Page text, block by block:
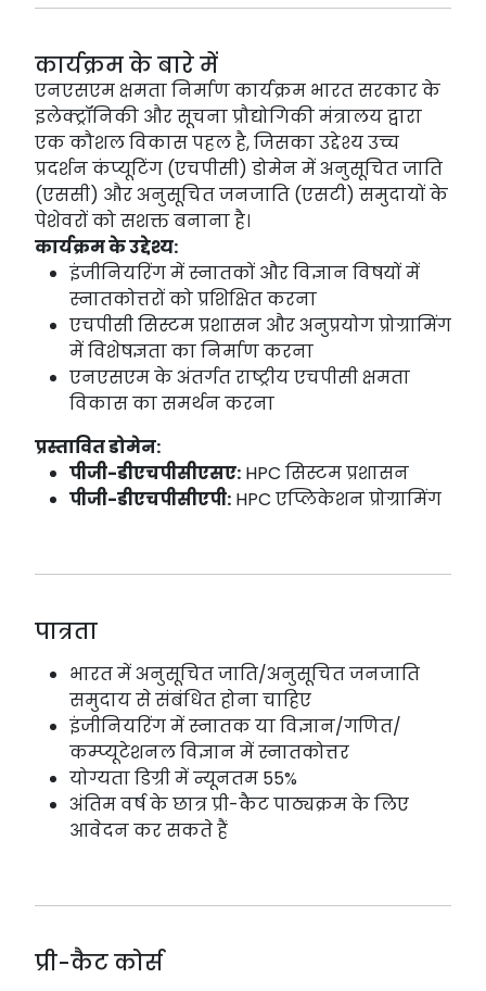
कार्यक्रम के बारे में
एनएसएम क्षमता निर्माण कार्यक्रम भारत सरकार के
इलेक्ट्रॉनिकी और सूचना प्रौद्योगिकी मंत्रालय द्वारा
एक कौशल विकास पहल है, जिसका उद्देश्य उच्च
प्रदर्शन कंप्यूटिंग (एचपीसी) डोमेन में अनुसूचित जाति
(एससी) और अनुसूचित जनजाति (एसटी) समुदायों के
पेशेवरों को सशक्त बनाना है।
कार्यक्रम के उद्देश्य:
इंजीनियरिंग में स्नातकों और विज्ञान विषयों में
स्नातकोत्तरों को प्रशिक्षित करना
एचपीसी सिस्टम प्रशासन और अनुप्रयोग प्रोग्रामिंग
में विशेषज्ञता का निर्माण करना
एनएसएम के अंतर्गत राष्ट्रीय एचपीसी क्षमता
विकास का समर्थन करना
प्रस्तावित डोमेन:
पीजी-डीएचपीसीएसए: HPC सिस्टम प्रशासन
पीजी-डीएचपीसीएपी: HPC एप्लिकेशन प्रोग्रामिंग
पात्रता
भारत में अनुसूचित जाति/अनुसूचित जनजाति
समुदाय से संबंधित होना चाहिए
इंजीनियरिंग में स्नातक या विज्ञान/गणित/
कम्प्यूटेशनल विज्ञान में स्नातकोत्तर
योग्यता डिग्री में न्यूनतम 55%
अंतिम वर्ष के छात्र प्री-कैट पाठ्यक्रम के लिए
आवेदन कर सकते हैं
प्री-कैट कोर्स